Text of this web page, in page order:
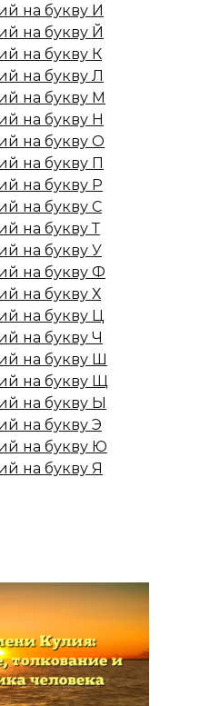
на букву И
на букву Й
на букву К
на букву Л
на букву М
на букву Н
на букву О
на букву П
на букву Р
на букву С
на букву Т
на букву У
на букву Ф
на букву Х
на букву Ц
на букву Ч
на букву Ш
на букву Щ
на букву Ы
на букву Э
на букву Ю
на букву Я